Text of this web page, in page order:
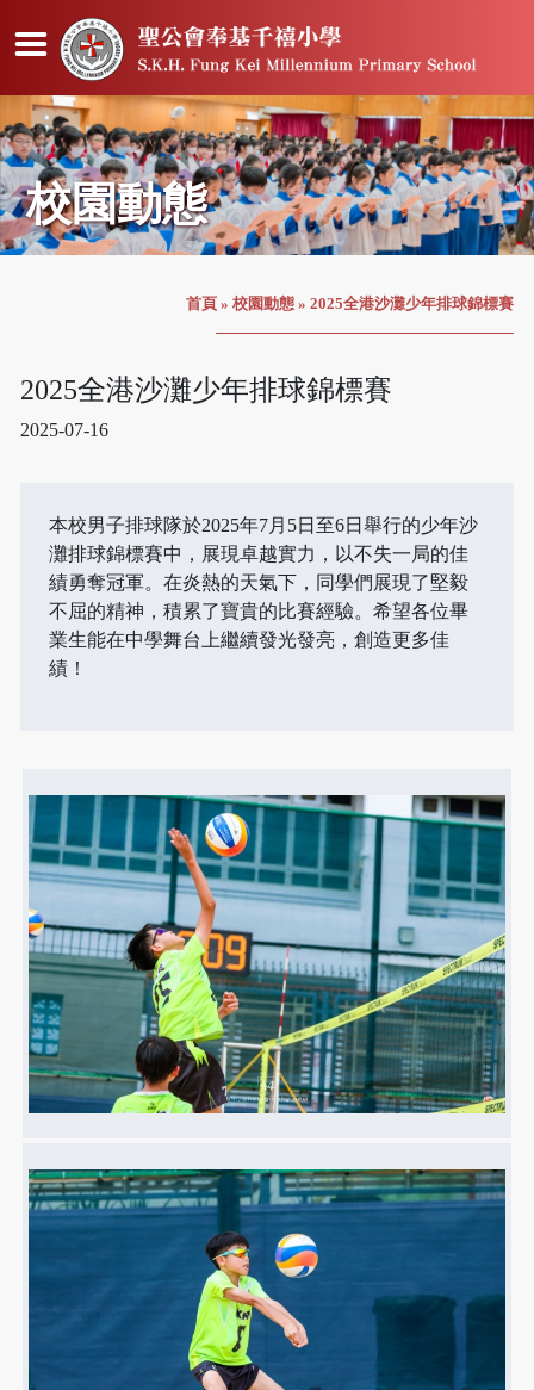
校園動態
首頁 » 校園動態 » 2025全港沙灘少年排球錦標賽
2025全港沙灘少年排球錦標賽
2025-07-16
本校男子排球隊於2025年7月5日至6日舉行的少年沙
灘排球錦標賽中，展現卓越實力，以不失一局的佳
績勇奪冠軍。在炎熱的天氣下，同學們展現了堅毅
不屈的精神，積累了寶貴的比賽經驗。希望各位畢
業生能在中學舞台上繼續發光發亮，創造更多佳
績！